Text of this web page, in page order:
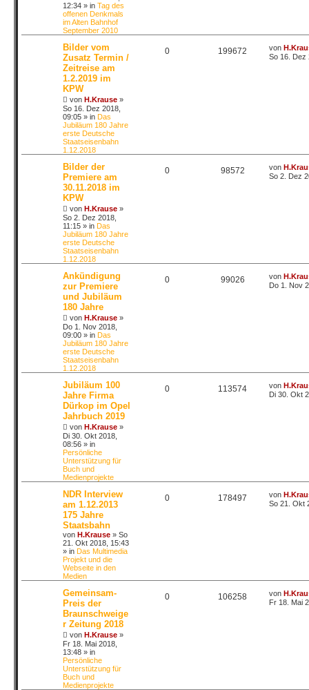
12:34 » in Tag des
offenen Denkmals
im Alten Bahnhof
September 2010
Bilder vom
Zusatz Termin /
Zeitreise am
1.2.2019 im
KPW
von H.Krause »
So 16. Dez 2018,
09:05 » in Das
Jubiläum 180 Jahre
erste Deutsche
Staatseisenbahn
1.12.2018
0 199672 von
So 16. Dez
Bilder der
Premiere am
30.11.2018 im
KPW
von H.Krause »
So 2. Dez 2018,
11:15 » in Das
Jubiläum 180 Jahre
erste Deutsche
Staatseisenbahn
1.12.2018
0 98572 von
So 2. Dez
Ankündigung
zur Premiere
und Jubiläum
180 Jahre
von H.Krause »
Do 1. Nov 2018,
09:00 » in Das
Jubiläum 180 Jahre
erste Deutsche
Staatseisenbahn
1.12.2018
0 99026 von
Do 1. Nov
Jubiläum 100
Jahre Firma
Dürkop im Opel
Jahrbuch 2019
von H.Krause »
Di 30. Okt 2018,
08:56 » in
Persönliche
Unterstützung für
Buch und
Medienprojekte
0 113574 von
Di 30. Okt
NDR Interview
am 1.12.2013
175 Jahre
Staatsbahn
von H.Krause » So
21. Okt 2018, 15:43
» in Das Multimedia
Projekt und die
Webseite in den
Medien
0 178497 von
So 21. Okt
Gemeinsam-
Preis der
Braunschweige
r Zeitung 2018
von H.Krause »
Fr 18. Mai 2018,
13:48 » in
Persönliche
Unterstützung für
Buch und
Medienprojekte
0 106258 von
Fr 18. Mai